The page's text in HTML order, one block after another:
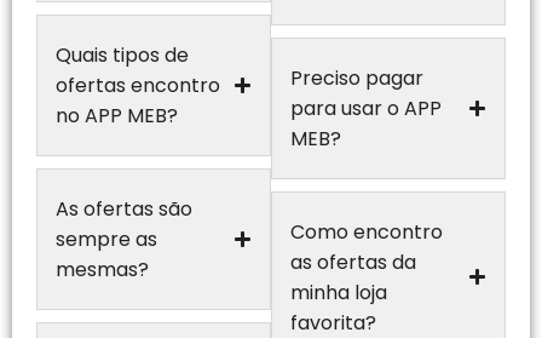
Quais tipos de
ofertas encontro
no APP MEB?
As ofertas são
sempre as
mesmas?
Preciso pagar
para usar o APP
MEB?
Como encontro
as ofertas da
minha loja
favorita?